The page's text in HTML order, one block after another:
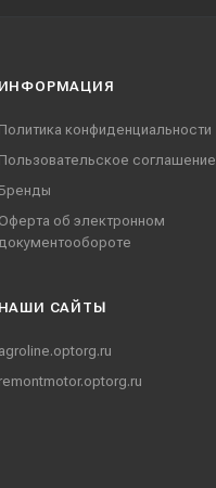
ИНФОРМАЦИЯ
Политика конфиденциальности
Пользовательское соглашение
Бренды
Оферта об электронном
документообороте
НАШИ CАЙТЫ
agroline.optorg.ru
remontmotor.optorg.ru